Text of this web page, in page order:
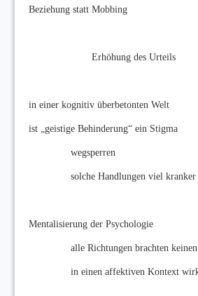
Beziehung statt Mobbing
Erhöhung des Urteils
in einer kognitiv überbetonten Welt
ist „geistige Behinderung“ ein Stigma
wegsperren
solche Handlungen viel
Mentalisierung der Psychologie
alle Richtungen brachten
in einen affektiven Kontext